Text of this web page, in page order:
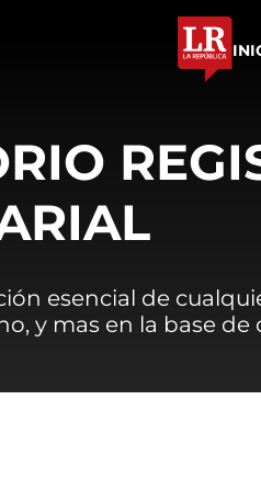
esencial de
y mas en la base